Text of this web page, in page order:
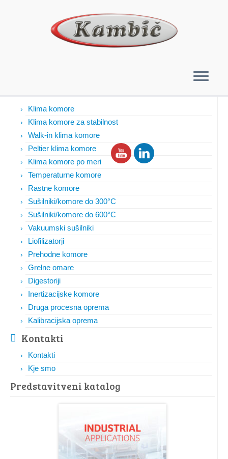
Klima komore
Klima komore za stabilnost
Walk-in klima komore
Peltier klima komore
Klima komore po meri
Temperaturne komore
Rastne komore
Sušilniki/komore do 300°C
Sušilniki/komore do 600°C
Vakuumski sušilniki
Liofilizatorji
Prehodne komore
Grelne omare
Digestoriji
Inertizacijske komore
Druga procesna oprema
Kalibracijska oprema
Kontakti
Kontakti
Kje smo
Predstavitveni katalog​​